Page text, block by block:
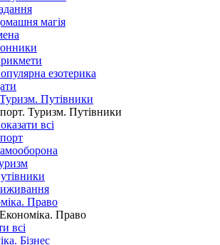
магія
езотерика
Путівники
Туризм. Путівники
всі
Право
Право
всі
Бізнес